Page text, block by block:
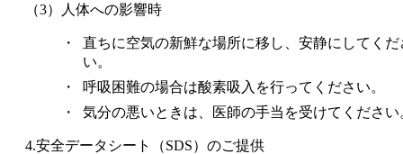
（3）人体への影響時
・
直ちに空気の新鮮な場所に移し、安静にしてくだ
い。
・
呼吸困難の場合は酸素吸入を行ってください。
・
気分の悪いときは、医師の手当を受けてください
4.安全データシート（SDS）のご提供